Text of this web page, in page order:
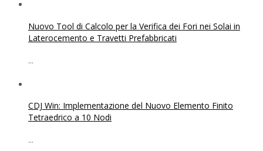
Nuovo Tool di Calcolo per la Verifica dei Fori nei Solai in
Laterocemento e Travetti Prefabbricati
...
CDJ Win: Implementazione del Nuovo Elemento Finito
Tetraedrico a 10 Nodi
...